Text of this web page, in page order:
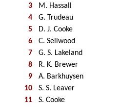
3
M. Hassall
4
G. Trudeau
5
D. J. Cooke
6
C. Sellwood
7
G. S. Lakeland
8
R. K. Brewer
9
A. Barkhuysen
10
S. S. Leaver
11
S. Cooke